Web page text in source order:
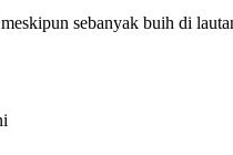
sebanyak buih di